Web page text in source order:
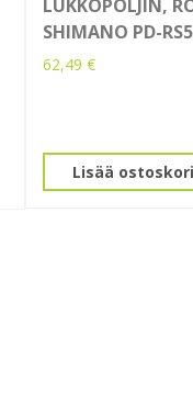
LUKKOPOLJIN,
SHIMANO PD-
62,49 €
Lisää